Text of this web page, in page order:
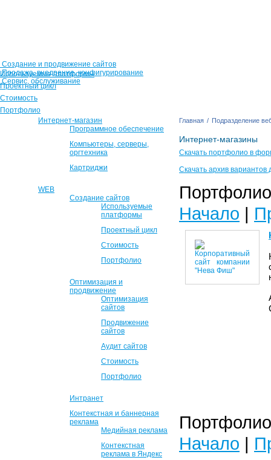
Создание и продвижение сайтов
Продажа, внедрение, конфигурирование
Сервис, обслуживание
Используемые платформы
Проектный цикл
Стоимость
Портфолио
Интернет-магазин
Программное обеспечение
Компьютеры, серверы,
оргтехника
Картриджи
WEB
Создание сайтов
Используемые
платформы
Проектный цикл
Стоимость
Портфолио
Оптимизация и
продвижение
Оптимизация
сайтов
Продвижение
сайтов
Аудит сайтов
Стоимость
Портфолио
Интранет
Контекстная и баннерная
реклама
Медийная реклама
Контекстная
реклама в Яндекс
Главная / Подразделение
Интернет-магазины
Скачать портфолио в
Скачать архив вариантов
Начало |
Начало |